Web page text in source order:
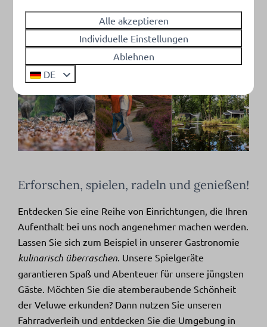
Erforschen, spielen, radeln und genießen!
Entdecken Sie eine Reihe von Einrichtungen, die Ihren
Aufenthalt bei uns noch angenehmer machen werden.
Lassen Sie sich zum Beispiel in unserer Gastronomie
kulinarisch überraschen . Unsere Spielgeräte
garantieren Spaß und Abenteuer für unsere jüngsten
Gäste. Möchten Sie die atemberaubende Schönheit
der Veluwe erkunden? Dann nutzen Sie unseren
Fahrradverleih und entdecken Sie die Umgebung in
Alle akzeptieren
Individuelle Einstellungen
Ablehnen
DE